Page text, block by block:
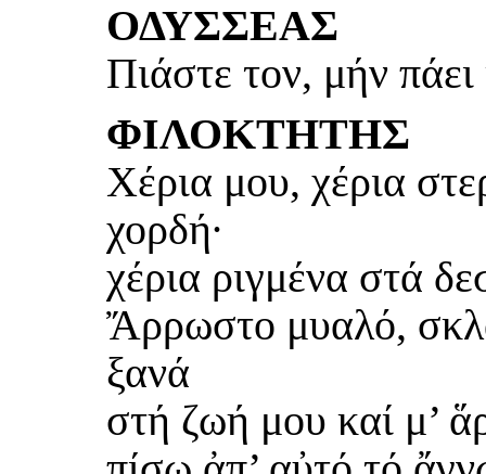
ΟΔΥΣΣΕΑΣ
Πιάστε τον, μήν πάει
ΦΙΛΟΚΤΗΤΗΣ
Χέρια μου, χέρια
χορδή·
χέρια ριγμένα στά
Ἄρρωστο μυαλό,
ξανά
στή ζωή μου καί μ’